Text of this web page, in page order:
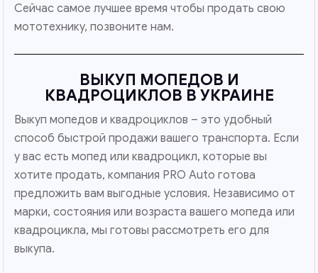
Сейчас самое лучшее время чтобы продать свою
мототехнику, позвоните нам.
ВЫКУП МОПЕДОВ И
КВАДРОЦИКЛОВ В УКРАИНЕ
Выкуп мопедов и квадроциклов – это удобный
способ быстрой продажи вашего транспорта. Если
у вас есть мопед или квадроцикл, которые вы
хотите продать, компания PRO Auto готова
предложить вам выгодные условия. Независимо от
марки, состояния или возраста вашего мопеда или
квадроцикла, мы готовы рассмотреть его для
выкупа.